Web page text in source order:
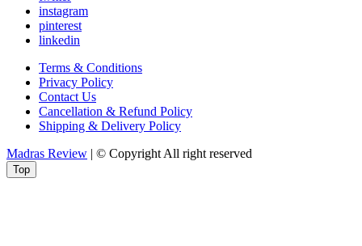
instagram
pinterest
linkedin
Terms & Conditions
Privacy Policy
Contact Us
Cancellation & Refund Policy
Shipping & Delivery Policy
Madras Review | © Copyright All right reserved
Top